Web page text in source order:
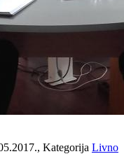
Kategorija Livno